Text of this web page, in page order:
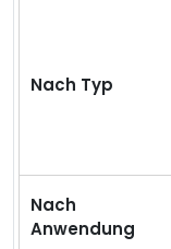
Nach Typ
Nach
Anwendung